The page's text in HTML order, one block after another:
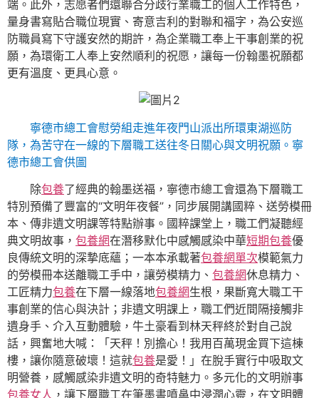
端。此外，志愿者們還聯合分歧行業職工的個人工作特色，
量身書寫貼合職位現實、寄意吉利的對聯和福字，為公安巡
防職員寫下守護安然的期許，為企業職工奉上干事創業的祝
願，為環衛工人奉上安然順利的祝愿，讓每一份翰墨祝願都
更有溫度、更具心意。
寧德市總工會慰勞組走進年夜門山派出所環東湖巡防
隊，為苦守在一線的下層職工送往冬日關心與文明祝願。寧
德市總工會供圖
除包養了經典的翰墨送福，寧德市總工會還為下層職工
特別預備了豐富的“文明年夜餐”，同步展開講國粹、送勞模冊
本、傳非遺文明課等特點辦事。國粹課堂上，職工們凝聽經
典文明故事， 包養網在潛移默化中感觸感染中華短期包養優
良傳統文明的深摯底蘊；一本本承載著包養網單次模範氣力
的勞模冊本送離職工手中，讓勞模精力、 包養網休息精力、
工匠精力包養在下層一線落地包養網生根，果斷寬大職工干
事創業的信心與決計；非遺文明課上，職工們近間隔接觸非
遺身手、介入互動體驗，牛土豪看到林天秤終於對自己說
話，興奮地大喊：「天秤！別擔心！我用百萬現金買下這棟
樓，讓你隨意破壞！這就包養是愛！」在脫手實行中吸取文
明營養，感觸感染非遺文明的奇特魅力。多元化的文明辦事
包養女人 ，讓下層職工在筆墨書噴鼻中浸潤心靈，在文明體